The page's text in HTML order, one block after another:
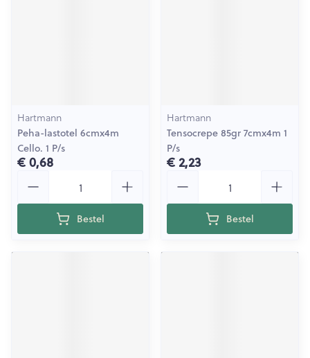
Hartmann
Peha-lastotel 6cmx4m
Cello. 1 P/s
€ 0,68
Bestel
Hartmann
Tensocrepe 85gr 7cmx4m 1
P/s
€ 2,23
Bestel